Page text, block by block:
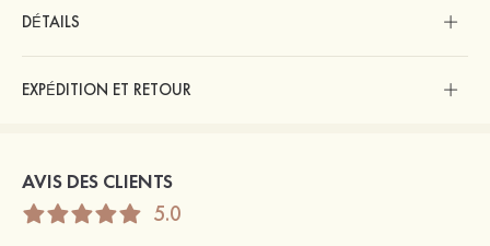
DÉTAILS
EXPÉDITION ET RETOUR
AVIS DES CLIENTS
5.0